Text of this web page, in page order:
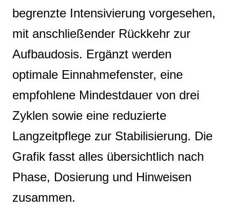
begrenzte Intensivierung vorgesehen,
mit anschließender Rückkehr zur
Aufbaudosis. Ergänzt werden
optimale Einnahmefenster, eine
empfohlene Mindestdauer von drei
Zyklen sowie eine reduzierte
Langzeitpflege zur Stabilisierung. Die
Grafik fasst alles übersichtlich nach
Phase, Dosierung und Hinweisen
zusammen.